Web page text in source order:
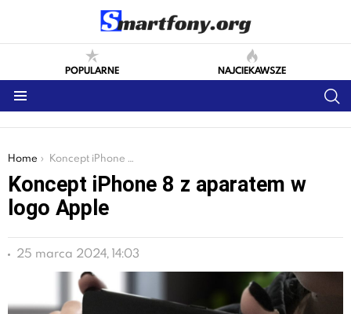
POPULARNE NAJCIEKAWSZE
You are here:
Home Koncept iPhone 8 z aparatem w logo Apple
Koncept iPhone 8 z aparatem w
logo Apple
25 marca 2024, 14:03